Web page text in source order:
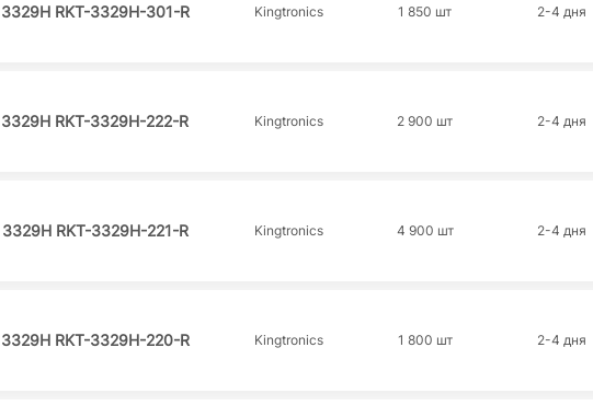
3329H RKT-3329H-301-R Kingtronics 1 850 шт 2-4 дня
3329H RKT-3329H-222-R Kingtronics 2 900 шт 2-4 дня
3329H RKT-3329H-221-R Kingtronics 4 900 шт 2-4 дня
3329H RKT-3329H-220-R Kingtronics 1 800 шт 2-4 дня